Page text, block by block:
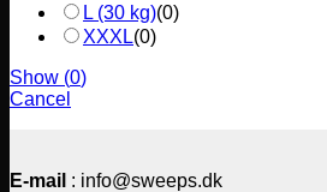
L (30 kg)(0)
XXXL(0)
Show (0)
Cancel
E-mail : info@sweeps.dk